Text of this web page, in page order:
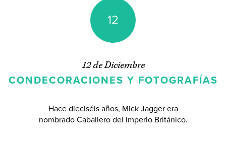
12
12 de Diciembre
CONDECORACIONES Y FOTOGRAFÍAS
Hace dieciséis años, Mick Jagger era
nombrado Caballero del Imperio Británico.